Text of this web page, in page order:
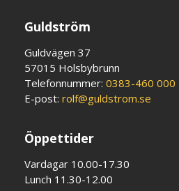
Guldström
Guldvägen 37
57015 Holsbybrunn
Telefonnummer:0383-460 000
E-post:rolf@guldstrom.se
Öppettider
Vardagar 10.00-17.30
Lunch 11.30-12.00